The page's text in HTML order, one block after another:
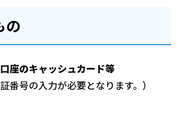
の
座のキャッシュカード等
番号の入力が必要となります。）